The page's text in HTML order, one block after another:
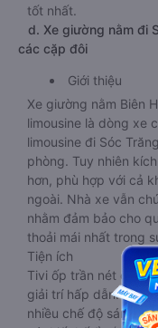
tốt nhất.
d. Xe giường nằm đi
các cặp đôi
Giới thiệu
Xe giường nằm Biên
limousine là dòng xe
limousine đi Sóc
phòng. Tuy nhiên
hơn, phù hợp với cả
ngoài. Nhà xe vẫn
nhằm đảm bảo cho
thoải mái nhất trong
Tiện ích
Tivi ốp trần nét
giải trí hấp dẫn.
nhiều chế độ sáng,